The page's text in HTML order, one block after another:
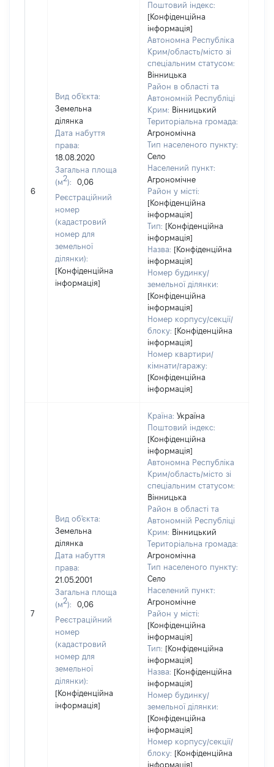
6
Вид об'єкта:
Земельна
ділянка
Дата набуття
права:
18.08.2020
Загальна площа
(м2):
0,06
Реєстраційний
номер
(кадастровий
номер для
земельної
ділянки):
[Конфіденційна
інформація]
Поштовий індекс:
[Конфіденційна
інформація]
Автономна Республіка
Крим/область/місто зі
спеціальним статусом:
Вінницька
Район в області та
Автономній Республіці
Крим: Вінницький
Територіальна громада:
Агрономічна
Тип населеного пункту:
Село
Населений пункт:
Агрономічне
Район у місті:
[Конфіденційна
інформація]
Тип: [Конфіденційна
інформація]
Назва: [Конфіденційна
інформація]
Номер будинку/
земельної ділянки:
[Конфіденційна
інформація]
Номер корпусу/секції/
блоку: [Конфіденційна
інформація]
Номер квартири/
кімнати/гаражу:
[Конфіденційна
інформація]
7
Вид об'єкта:
Земельна
ділянка
Дата набуття
права:
21.05.2001
Загальна площа
(м2):
0,06
Реєстраційний
номер
(кадастровий
номер для
земельної
ділянки):
[Конфіденційна
інформація]
Країна: Україна
Поштовий індекс:
[Конфіденційна
інформація]
Автономна Республіка
Крим/область/місто зі
спеціальним статусом:
Вінницька
Район в області та
Автономній Республіці
Крим: Вінницький
Територіальна громада:
Агрономічна
Тип населеного пункту:
Село
Населений пункт:
Агрономічне
Район у місті:
[Конфіденційна
інформація]
Тип: [Конфіденційна
інформація]
Назва: [Конфіденційна
інформація]
Номер будинку/
земельної ділянки:
[Конфіденційна
інформація]
Номер корпусу/секції/
блоку: [Конфіденційна
інформація]